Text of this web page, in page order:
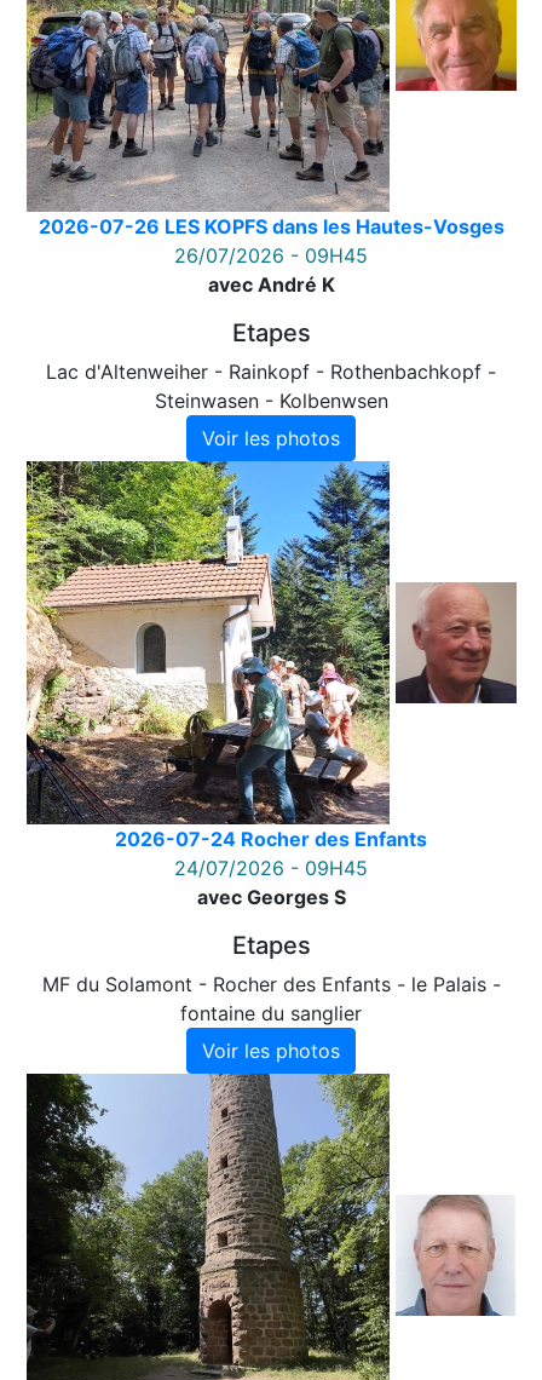
2026-07-26 LES KOPFS dans les Hautes-Vosges
26/07/2026 - 09H45
avec André K
Etapes
Lac d'Altenweiher - Rainkopf - Rothenbachkopf -
Steinwasen - Kolbenwsen
Voir les photos
2026-07-24 Rocher des Enfants
24/07/2026 - 09H45
avec Georges S
Etapes
MF du Solamont - Rocher des Enfants - le Palais -
fontaine du sanglier
Voir les photos